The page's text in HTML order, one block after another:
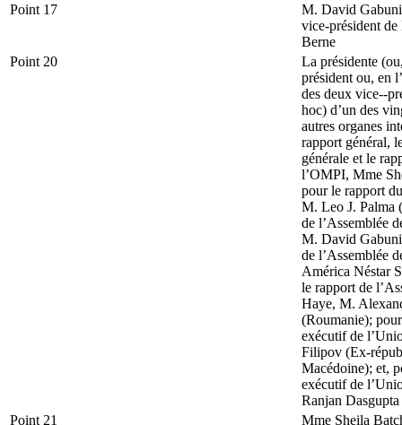
Point 17
M. David
vice-président de
Berne
Point 20
La présidente
président ou, en
des deux vice--
hoc) d’un des
autres organes
rapport général,
générale et le
l’OMPI, Mme
pour le rapport
M. Leo J. Palma
de l’Assemblée
M. David
de l’Assemblée
América Néstar
le rapport de
Haye, M.
(Roumanie);
exécutif de
Filipov (Ex-
Macédoine); et,
exécutif de
Ranjan
Point 21
Mme Sheila